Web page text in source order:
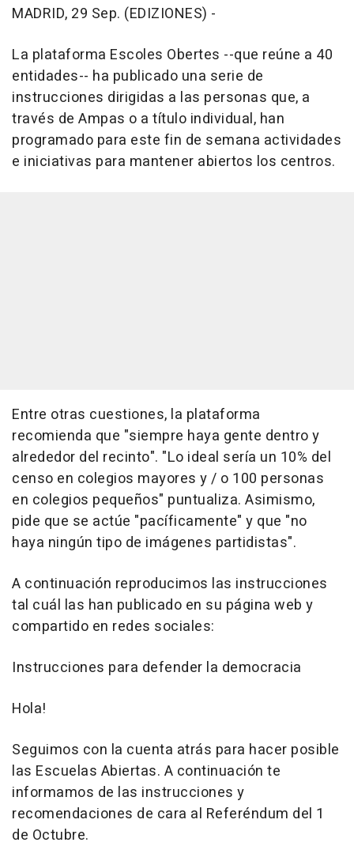
MADRID, 29 Sep. (EDIZIONES) -
La plataforma Escoles Obertes --que reúne a 40
entidades-- ha publicado una serie de
instrucciones dirigidas a las personas que, a
través de Ampas o a título individual, han
programado para este fin de semana actividades
e iniciativas para mantener abiertos los centros.
Entre otras cuestiones, la plataforma
recomienda que "siempre haya gente dentro y
alrededor del recinto". "Lo ideal sería un 10% del
censo en colegios mayores y / o 100 personas
en colegios pequeños" puntualiza. Asimismo,
pide que se actúe "pacíficamente" y que "no
haya ningún tipo de imágenes partidistas".
A continuación reproducimos las instrucciones
tal cuál las han publicado en su página web y
compartido en redes sociales:
Instrucciones para defender la democracia
Hola!
Seguimos con la cuenta atrás para hacer posible
las Escuelas Abiertas. A continuación te
informamos de las instrucciones y
recomendaciones de cara al Referéndum del 1
de Octubre.